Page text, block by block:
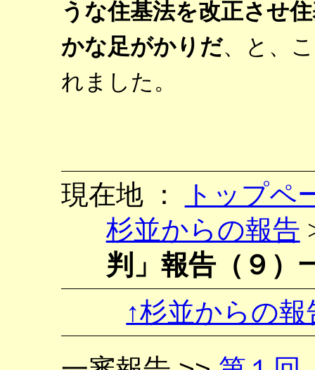
うな住基法を改正させ
かな足がかりだ、と、
れました。
現在地 ：
トップペ
杉並からの報告
判」報告（９）
↑杉並からの報